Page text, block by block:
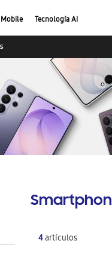
Mobile Tecnología AI
4artículos